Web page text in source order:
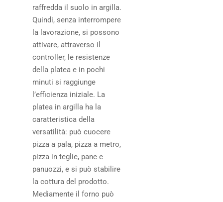
raffredda il suolo in argilla.
Quindi, senza interrompere
la lavorazione, si possono
attivare, attraverso il
controller, le resistenze
della platea e in pochi
minuti si raggiunge
l’efficienza iniziale. La
platea in argilla ha la
caratteristica della
versatilità: può cuocere
pizza a pala, pizza a metro,
pizza in teglie, pane e
panuozzi, e si può stabilire
la cottura del prodotto.
Mediamente il forno può